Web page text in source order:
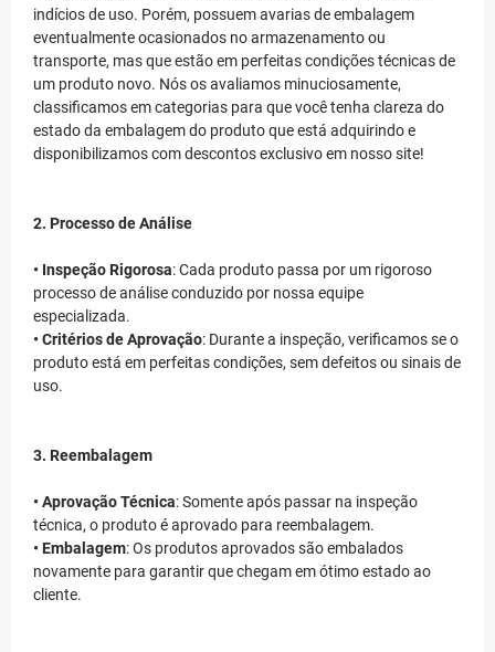
indícios de uso. Porém, possuem avarias de embalagem
eventualmente ocasionados no armazenamento ou
transporte, mas que estão em perfeitas condições técnicas de
um produto novo. Nós os avaliamos minuciosamente,
classificamos em categorias para que você tenha clareza do
estado da embalagem do produto que está adquirindo e
disponibilizamos com descontos exclusivo em nosso site!
2. Processo de Análise
• Inspeção Rigorosa: Cada produto passa por um rigoroso
processo de análise conduzido por nossa equipe
especializada.
• Critérios de Aprovação: Durante a inspeção, verificamos se o
produto está em perfeitas condições, sem defeitos ou sinais de
uso.
3. Reembalagem
• Aprovação Técnica: Somente após passar na inspeção
técnica, o produto é aprovado para reembalagem.
• Embalagem: Os produtos aprovados são embalados
novamente para garantir que chegam em ótimo estado ao
cliente.